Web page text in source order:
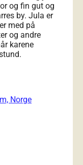
og fin gut og
by. Jula er
med på
og andre
karene
Norge